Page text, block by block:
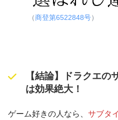
（商登第6522848号）
【結論】ドラクエの
は効果絶大！
ゲーム好きの人なら、 サブタ